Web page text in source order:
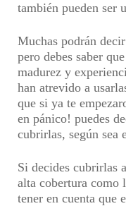
también pueden ser
Muchas podrán
pero debes saber
madurez y
han atrevido a
que si ya te
en pánico! puedes
cubrirlas, según sea
Si decides cubrirlas
alta cobertura como
tener en cuenta que